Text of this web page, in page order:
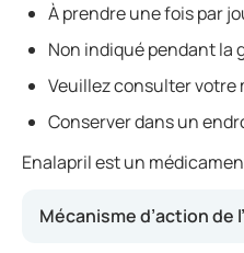
À prendre une fois par
Non indiqué pendant la
Veuillez consulter votre
Conserver dans un
Enalapril est un
Mécanisme d’action de